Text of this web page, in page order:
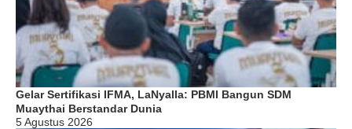
Gelar Sertifikasi IFMA, LaNyalla: PBMI Bangun SDM
Muaythai Berstandar Dunia
5 Agustus 2026